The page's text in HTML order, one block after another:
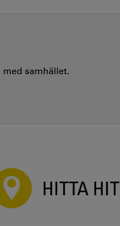
samhället.
HITTA HIT